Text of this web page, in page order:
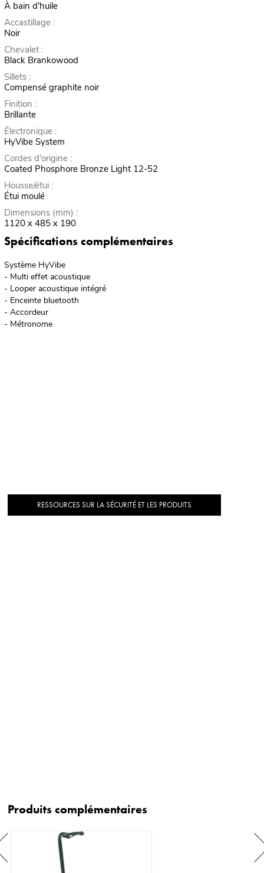
À bain d'huile
Accastillage :
Noir
Chevalet :
Black Brankowood
Sillets :
Compensé graphite noir
Finition :
Brillante
Électronique :
HyVibe System
Cordes d'origine :
Coated Phosphore Bronze Light 12-52
Housse/étui :
Étui moulé
Dimensions (mm) :
1120 x 485 x 190
Spécifications complémentaires
Système HyVibe
- Multi effet acoustique
- Looper acoustique intégré
- Enceinte bluetooth
- Accordeur
- Métronome
RESSOURCES SUR LA SÉCURITÉ ET LES PRODUITS
Produits complémentaires